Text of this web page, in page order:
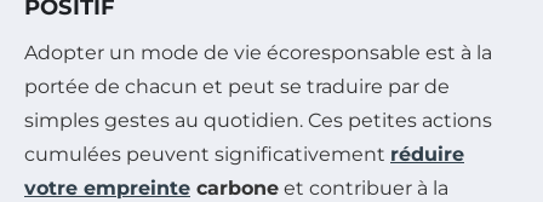
POSITIF
Adopter un mode de vie écoresponsable est à la
portée de chacun et peut se traduire par de
simples gestes au quotidien. Ces petites actions
cumulées peuvent significativement réduire
votre empreinte carbone et contribuer à la